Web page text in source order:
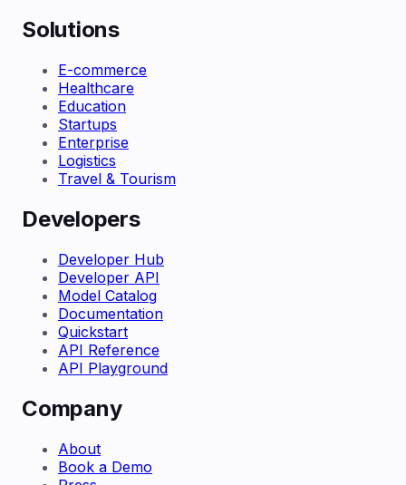
Solutions
E-commerce
Healthcare
Education
Startups
Enterprise
Logistics
Travel & Tourism
Developers
Developer Hub
Developer API
Model Catalog
Documentation
Quickstart
API Reference
API Playground
Company
About
Book a Demo